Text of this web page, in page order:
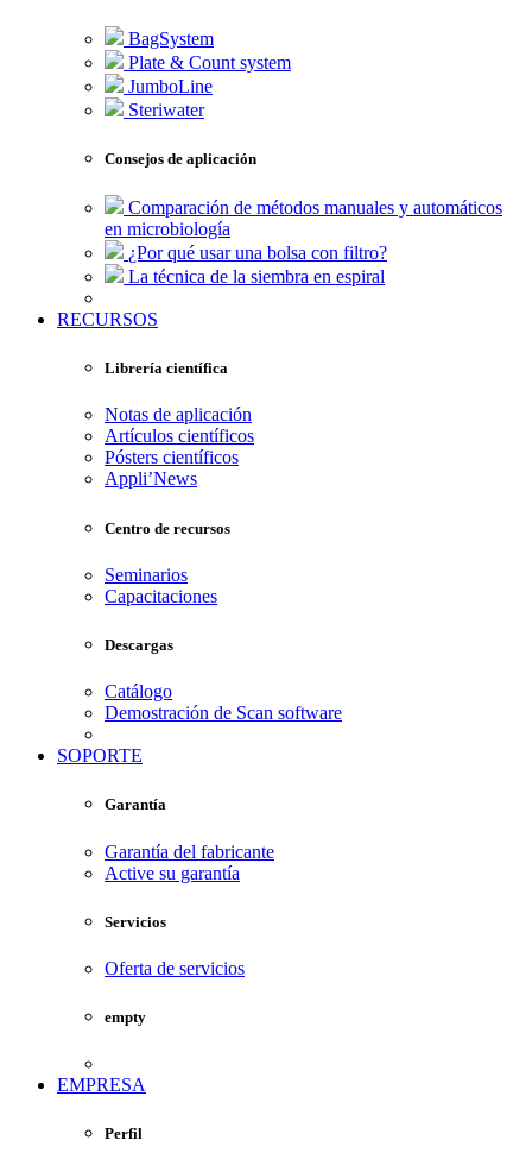
BagSystem
Plate & Count system
JumboLine
Steriwater
Consejos de aplicación
Comparación de métodos manuales y automáticos
en microbiología
¿Por qué usar una bolsa con filtro?
La técnica de la siembra en espiral
RECURSOS
Librería científica
Notas de aplicación
Artículos científicos
Pósters científicos
Appli’News
Centro de recursos
Seminarios
Capacitaciones
Descargas
Catálogo
Demostración de Scan software
SOPORTE
Garantía
Garantía del fabricante
Active su garantía
Servicios
Oferta de servicios
empty
EMPRESA
Perfil